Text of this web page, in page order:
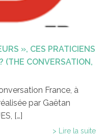
», CES PRATICIENS
(THE CONVERSATION,
France, à
par Gaëtan
[…]
> Lire la suite